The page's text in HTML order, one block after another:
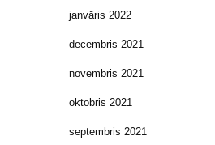
janvāris 2022
decembris 2021
novembris 2021
oktobris 2021
septembris 2021